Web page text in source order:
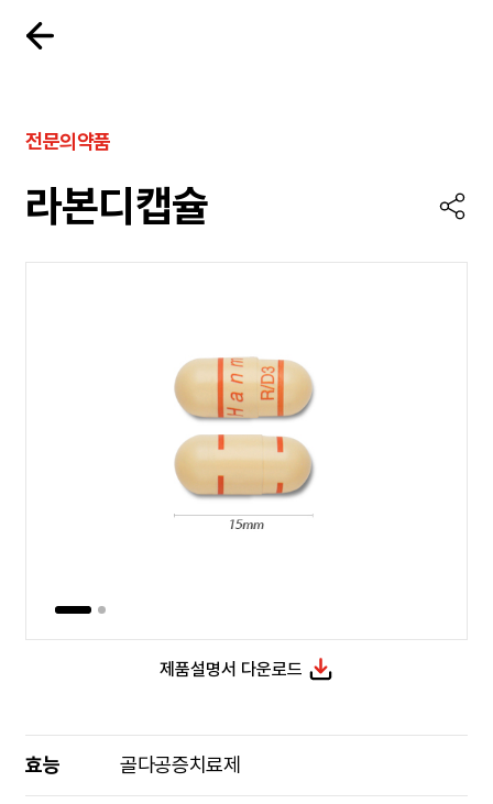
전문의약품
라본디캡슐
제품설명서 다운로드
효능 골다공증치료제